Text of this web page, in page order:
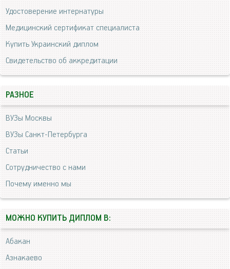
Удостоверение интернатуры
Медицинский сертификат специалиста
Купить Украинский диплом
Свидетельство об аккредитации
РАЗНОЕ
ВУЗы Москвы
ВУЗы Санкт-Петербурга
Статьи
Сотрудничество с нами
Почему именно мы
МОЖНО КУПИТЬ ДИПЛОМ В:
Абакан
Азнакаево